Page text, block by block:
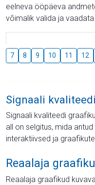
eelneva ööpäeva
võimalik valida ja
7 8 9 10 11 12
Signaali
Signaali kvaliteedi
all on selgitus, mida
interaktiivsed ja
Reaalaja
Reaalaja graafikud